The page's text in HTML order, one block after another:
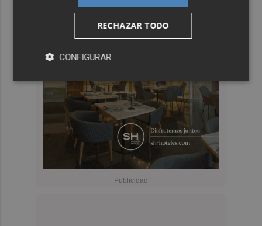
RECHAZAR TODO
CONFIGURAR